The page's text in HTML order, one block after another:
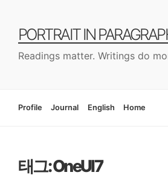
PORTRAIT IN
Readings matter. Writings do
Profile Journal English Home
태그: OneUI7